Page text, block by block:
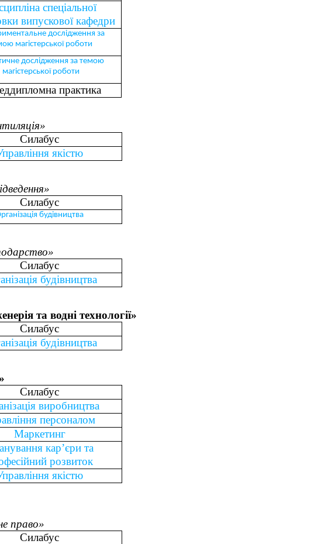
спеціальної
випускової кафедри
дослідження за
магістерської роботи
дослідження за темою
магістерської роботи
практика
Силабус
якістю
Силабус
будівництва
»
Силабус
будівництва
та водні технології»
Силабус
будівництва
Силабус
виробництва
персоналом
Маркетинг
кар’єри та
розвиток
якістю
право»
Силабус